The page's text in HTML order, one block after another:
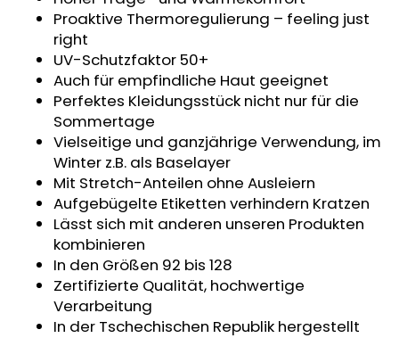
Proaktive Thermoregulierung – feeling just
right
UV-Schutzfaktor 50+
Auch für empfindliche Haut geeignet
Perfektes Kleidungsstück nicht nur für die
Sommertage
Vielseitige und ganzjährige Verwendung, im
Winter z.B. als Baselayer
Mit Stretch-Anteilen ohne Ausleiern
Aufgebügelte Etiketten verhindern Kratzen
Lässt sich mit anderen unseren Produkten
kombinieren
In den Größen 92 bis 128
Zertifizierte Qualität, hochwertige
Verarbeitung
In der Tschechischen Republik hergestellt
MELIERT
€18,39